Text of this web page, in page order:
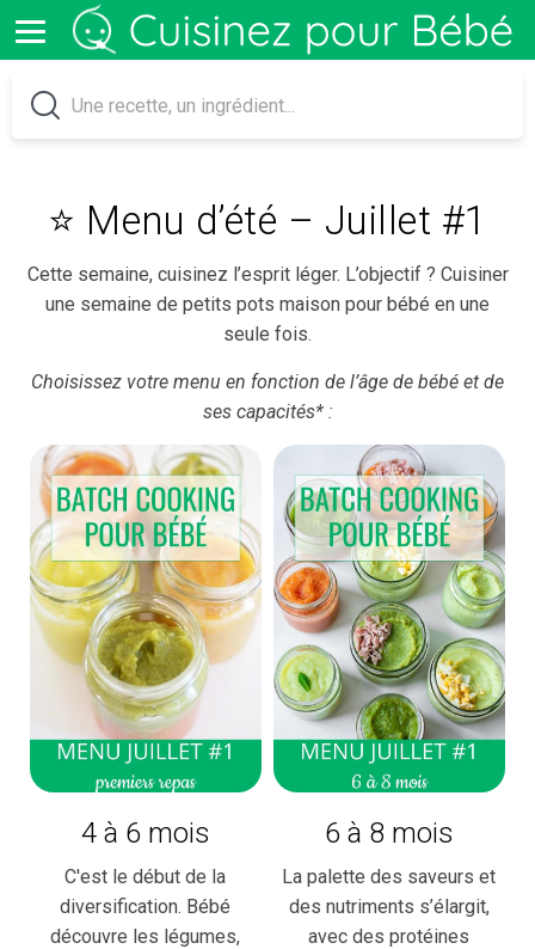
⭐️ Menu d’été – Juillet #1
Cette semaine, cuisinez l’esprit léger. L’objectif ? Cuisiner
une semaine de petits pots maison pour bébé en une
seule fois.
Choisissez votre menu en fonction de l’âge de bébé et de
ses capacités* :
4 à 6 mois
C'est le début de la
diversification. Bébé
découvre les légumes,
6 à 8 mois
La palette des saveurs et
des nutriments s’élargit,
avec des protéines